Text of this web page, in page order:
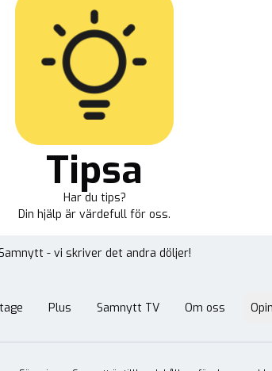
Tipsa
Har du tips?
Din hjälp är värdefull för oss.
- vi skriver det andra döljer!
Plus Samnytt TV Om oss